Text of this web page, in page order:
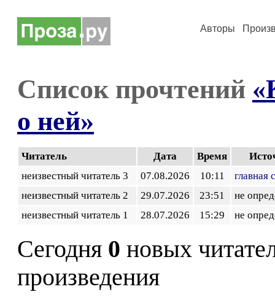
Авторы
Список прочтений
о ней»
Читатель Дата Время
неизвестный читатель 3
07.08.2026 10:11
главная
неизвестный читатель 2
29.07.2026 23:51
не
неизвестный читатель 1
28.07.2026 15:29 не
Сегодня 0 новых
произведения